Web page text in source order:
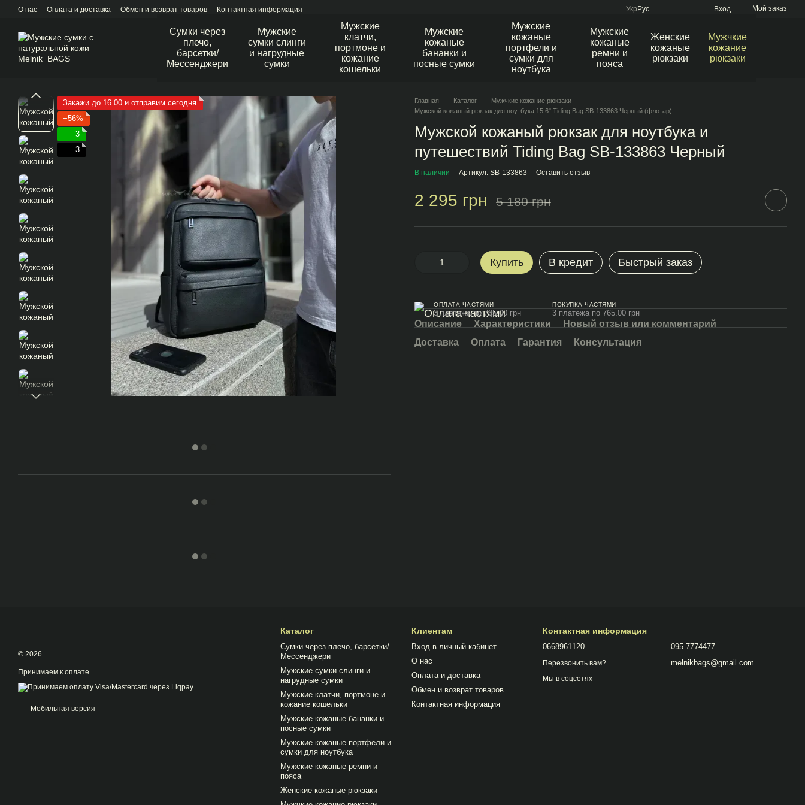
Перейти к основному контенту
О нас Оплата и доставка Обмен и возврат товаров Контактная информация Укр Рус Вход Мой заказ
Сумки через
плечо,
барсетки/
Мессенджери
Мужские
сумки слинги
и нагрудные
сумки
Мужские
клатчи,
портмоне и
кожание
кошельки
Мужские
кожаные
бананки и
посные сумки
Мужские
кожаные
портфели и
сумки для
ноутбука
Мужские
кожаные
ремни и
пояса
Женские
кожаные
рюкзаки
Мужчкие
кожание
рюкзаки
Закажи до 16.00 и отправим сегодня
−56%
3
3
Главная Каталог
Мужчкие кожание рюкзаки
Мужской кожаный рюкзак для ноутбука 15.6" Tiding Bag SB-133863 Черный (флотар)
Мужской кожаный рюкзак для ноутбука и
путешествий Tiding Bag SB-133863 Черный
В наличии Артикул: SB-133863 Оставить отзыв
2 295 грн 5 180 грн
Купить В кредит Быстрый заказ
ОПЛАТА ЧАСТЯМИ
3 платежа по 765.00 грн
ПОКУПКА ЧАСТЯМИ
3 платежа по 765.00 грн
Описание Характеристики
Новый отзыв или комментарий
Доставка
Оплата Гарантия Консультация
© 2026
Принимаем к оплате
Мобильная версия
Каталог
Сумки через плечо, барсетки/
Мессенджери
Мужские сумки слинги и
нагрудные сумки
Мужские клатчи, портмоне и
кожание кошельки
Мужские кожаные бананки и
посные сумки
Мужские кожаные портфели и
сумки для ноутбука
Мужские кожаные ремни и
пояса
Женские кожаные рюкзаки
Клиентам
Вход в личный кабинет
О нас
Оплата и доставка
Обмен и возврат товаров
Контактная информация
Контактная информация
0668961120
Перезвонить вам?
095 7774477
melnikbags@gmail.com
Мы в соцсетях